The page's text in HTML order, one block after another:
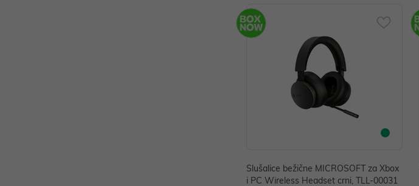
Slušalice bežične MICROSOFT za Xbox
i PC Wireless Headset crni, TLL-00031